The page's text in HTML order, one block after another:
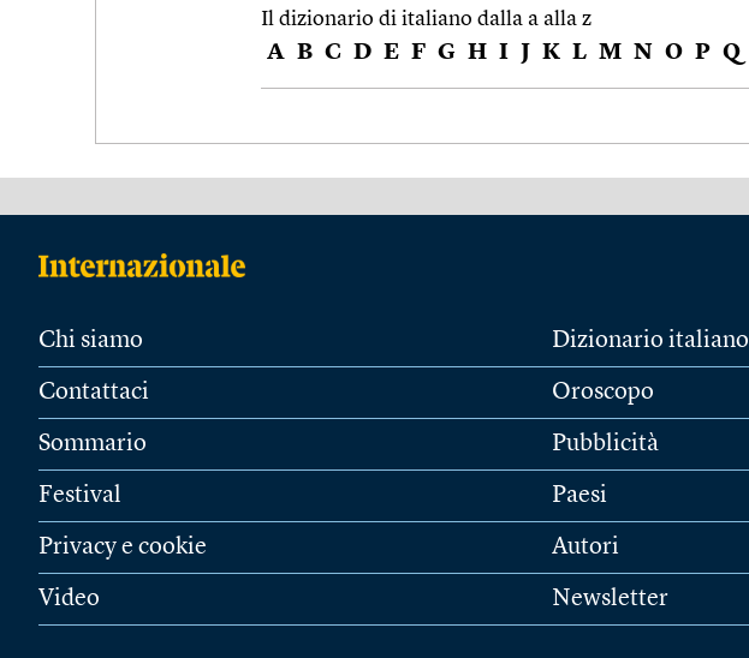
Il dizionario di italiano dalla a alla z
A B C D E F G H I J K L M N O P Q
Chi siamo
Contattaci
Sommario
Festival
Privacy e cookie
Video
Dizionario italiano
Oroscopo
Pubblicità
Paesi
Autori
Newsletter